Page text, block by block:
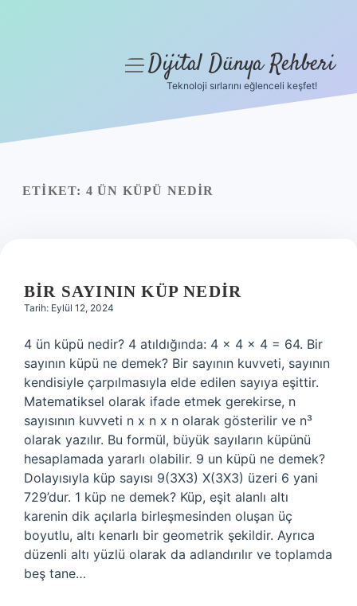
Yasal Uyarı
menüyüDijital Dünya Rehberi
Teknoloji sırlarını eğlenceli keşfet!
ETIKET: 4 ÜN KÜPÜ NEDIR
BIR SAYININ KÜP NEDIR
Tarih: Eylül 12, 2024
4 ün küpü nedir? 4 atıldığında: 4 × 4 × 4 = 64. Bir
sayının küpü ne demek? Bir sayının kuvveti, sayının
kendisiyle çarpılmasıyla elde edilen sayıya eşittir.
Matematiksel olarak ifade etmek gerekirse, n
sayısının kuvveti n x n x n olarak gösterilir ve n³
olarak yazılır. Bu formül, büyük sayıların küpünü
hesaplamada yararlı olabilir. 9 un küpü ne demek?
Dolayısıyla küp sayısı 9(3X3) X(3X3) üzeri 6 yani
729’dur. 1 küp ne demek? Küp, eşit alanlı altı
karenin dik açılarla birleşmesinden oluşan üç
boyutlu, altı kenarlı bir geometrik şekildir. Ayrıca
düzenli altı yüzlü olarak da adlandırılır ve toplamda
beş tane…